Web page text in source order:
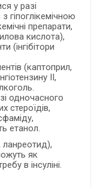
у разі
гіпоглікемічною
препарати,
кислота),
(інгібітори
(каптоприл,
II,
одночасного
стероїдів,
етанол.
як
в інсуліні.